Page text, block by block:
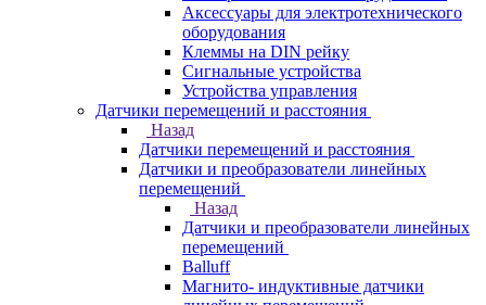
Аксессуары для электротехнического
оборудования
Клеммы на DIN рейку
Сигнальные устройства
Устройства управления
Датчики перемещений и расстояния
Назад
Датчики перемещений и расстояния
Датчики и преобразователи линейных
перемещений
Назад
Датчики и преобразователи линейных
перемещений
Balluff
Магнито- индуктивные датчики